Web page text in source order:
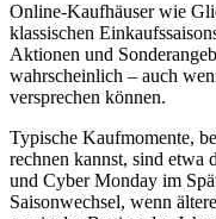
Online-Kaufhäuser wie
klassischen
Aktionen und
wahrscheinlich – auch
versprechen können.
Typische Kaufmomente,
rechnen kannst, sind etwa
und Cyber Monday im
Saisonwechsel, wenn